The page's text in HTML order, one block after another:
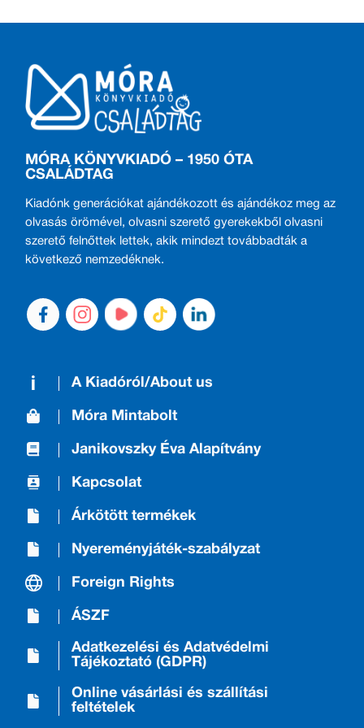
MÓRA KÖNYVKIADÓ – 1950 ÓTA
CSALÁDTAG
Kiadónk generációkat ajándékozott és ajándékoz meg az
olvasás örömével, olvasni szerető gyerekekből olvasni
szerető felnőttek lettek, akik mindezt továbbadták a
következő nemzedéknek.
A Kiadóról/About us
Móra Mintabolt
Janikovszky Éva Alapítvány
Kapcsolat
Árkötött termékek
Nyereményjáték-szabályzat
Foreign Rights
ÁSZF
Adatkezelési és Adatvédelmi
Tájékoztató (GDPR)
Online vásárlási és szállítási
feltételek